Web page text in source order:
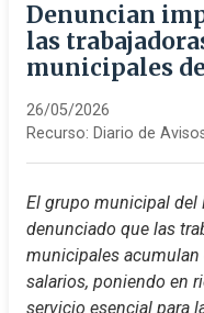
Denuncian
las
municipales
26/05/2026
Recurso: Diario de
El grupo municipal del
denunciado que las
municipales
salarios, poniendo en
servicio esencial para